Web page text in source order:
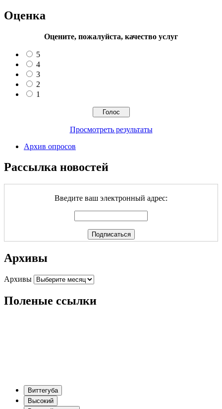
Оценка
Оцените, пожалуйста, качество услуг
5
4
3
2
1
Просмотреть результаты
Архив опросов
Рассылка новостей
Введите ваш электронный адрес:
Архивы
Архивы
Поленые ссылки
Виттегуба
Высокий